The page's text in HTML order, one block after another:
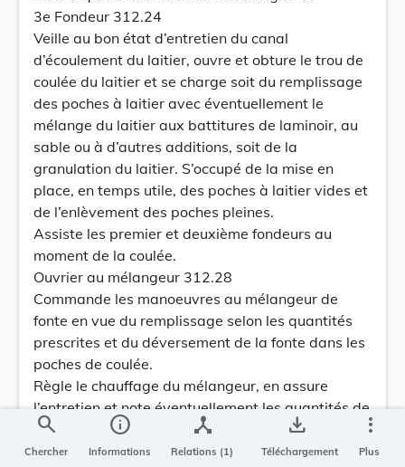
3e Fondeur 312.24
Veille au bon état d’entretien du canal
d’écoulement du laitier, ouvre et obture le trou de
coulée du laitier et se charge soit du remplissage
des poches à laitier avec éventuellement le
mélange du laitier aux battitures de laminoir, au
sable ou à d’autres additions, soit de la
granulation du laitier. S’occupé de la mise en
place, en temps utile, des poches à laitier vides et
de l’enlèvement des poches pleines.
Assiste les premier et deuxième fondeurs au
moment de la coulée.
Ouvrier au mélangeur 312.28
Commande les manoeuvres au mélangeur de
fonte en vue du remplissage selon les quantités
prescrites et du déversement de la fonte dans les
poches de coulée.
Règle le chauffage du mélangeur, en assure
l’entretien et note éventuellement les quantités de
fonte traitées.
Appareilleur à vent 312.33
search
Chercher
info
Informations
device_hub
Relations (1)
save_alt
Téléchargement
more_vert
Plus